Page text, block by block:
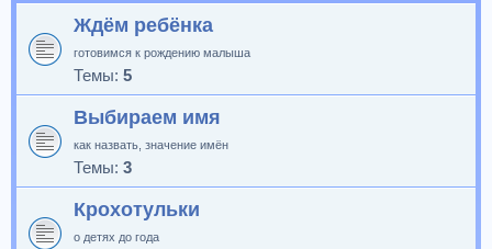
Ждём ребёнка
готовимся к рождению малыша
Темы: 5
Выбираем имя
как назвать, значение имён
Темы: 3
Крохотульки
о детях до года